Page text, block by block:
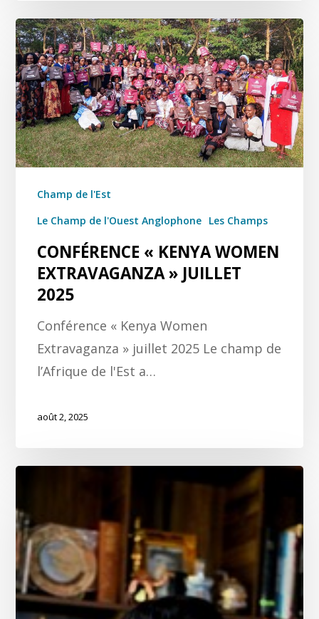
Champ de l'Est
Le Champ de l'Ouest Anglophone Les Champs
CONFÉRENCE « KENYA WOMEN
EXTRAVAGANZA » JUILLET
2025
Conférence « Kenya Women
Extravaganza » juillet 2025 Le champ de
l’Afrique de l'Est a…
août 2, 2025